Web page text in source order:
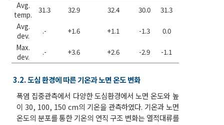
Avg.
temp.
31.3 32.9 32.4 30.0 31.3
Avg.
dev.
.- +1.6 +1.1 -1.3 0.0
Max.
dev.
.- +3.6 +2.6 -2.9 -1.1
3.2. 도심 환경에 따른 기온과 노면 온도 변화
폭염 집중관측에서 다양한 도심환경에서 노면 온도와 높
이 30, 100, 150 cm의 기온을 관측하였다. 기온과 노면
온도의 분포를 통한 기온의 연직 구조 변화는 열적대류를